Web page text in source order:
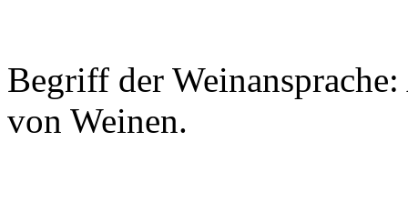
Begriff der
von Weinen.